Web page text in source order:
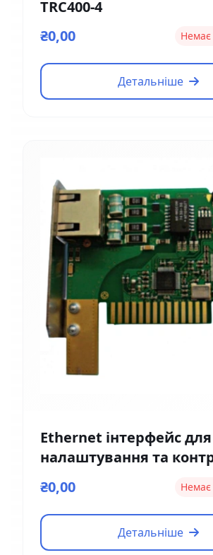
TRC400-4
₴0,00
Немає
Детальніше
Ethernet інтерфейс для
налаштування та
₴0,00 Немає
Детальніше